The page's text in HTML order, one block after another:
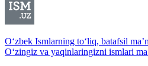
O‘zbek Ismlarning to‘liq, batafsil
O‘zingiz va yaqinlaringizni ismlari